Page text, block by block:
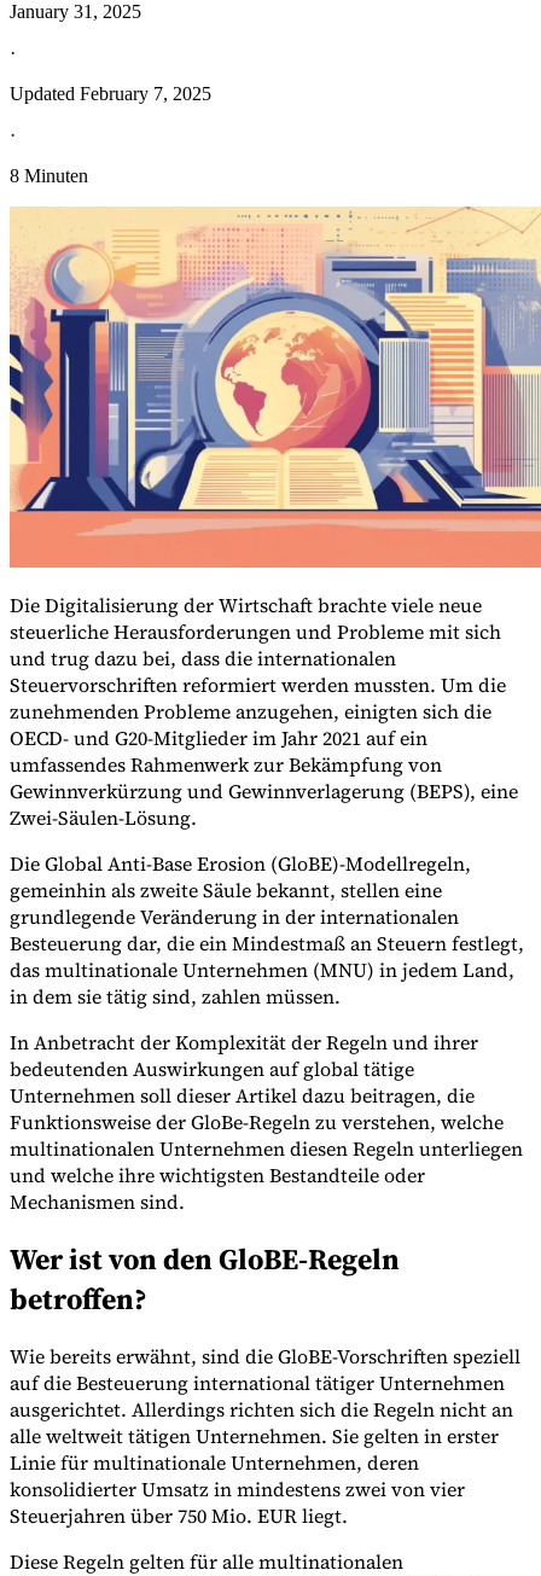
Entdecken
Leitfäden
Länder-Steuerleitfäden
Alle LeitfädenEuropaAmerikaAsien-PazifikAfrika
VAT für Anfänger
Indirekte Steuern 101
January 31, 2025
·
Updated February 7, 2025
·
8 Minuten
Die Digitalisierung der Wirtschaft brachte viele neue
steuerliche Herausforderungen und Probleme mit sich
und trug dazu bei, dass die internationalen
Steuervorschriften reformiert werden mussten. Um die
zunehmenden Probleme anzugehen, einigten sich die
OECD- und G20-Mitglieder im Jahr 2021 auf ein
umfassendes Rahmenwerk zur Bekämpfung von
Gewinnverkürzung und Gewinnverlagerung (BEPS), eine
Zwei-Säulen-Lösung.
Die Global Anti-Base Erosion (GloBE)-Modellregeln,
gemeinhin als zweite Säule bekannt, stellen eine
grundlegende Veränderung in der internationalen
Besteuerung dar, die ein Mindestmaß an Steuern festlegt,
das multinationale Unternehmen (MNU) in jedem Land,
in dem sie tätig sind, zahlen müssen.
In Anbetracht der Komplexität der Regeln und ihrer
bedeutenden Auswirkungen auf global tätige
Unternehmen soll dieser Artikel dazu beitragen, die
Funktionsweise der GloBe-Regeln zu verstehen, welche
multinationalen Unternehmen diesen Regeln unterliegen
und welche ihre wichtigsten Bestandteile oder
Mechanismen sind.
Wer ist von den GloBE-Regeln
betroffen?
Wie bereits erwähnt, sind die GloBE-Vorschriften speziell
auf die Besteuerung international tätiger Unternehmen
ausgerichtet. Allerdings richten sich die Regeln nicht an
alle weltweit tätigen Unternehmen. Sie gelten in erster
Linie für multinationale Unternehmen, deren
konsolidierter Umsatz in mindestens zwei von vier
Steuerjahren über 750 Mio. EUR liegt.
Diese Regeln gelten für alle multinationalen